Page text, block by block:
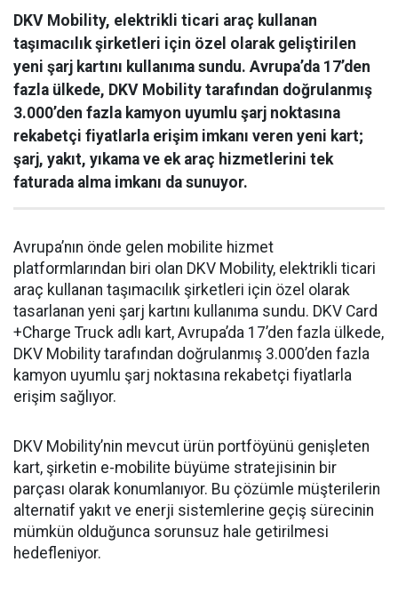
DKV Mobility, elektrikli ticari araç kullanan
taşımacılık şirketleri için özel olarak geliştirilen
yeni şarj kartını kullanıma sundu. Avrupa’da 17’den
fazla ülkede, DKV Mobility tarafından doğrulanmış
3.000’den fazla kamyon uyumlu şarj noktasına
rekabetçi fiyatlarla erişim imkanı veren yeni kart;
şarj, yakıt, yıkama ve ek araç hizmetlerini tek
faturada alma imkanı da sunuyor.
Avrupa’nın önde gelen mobilite hizmet
platformlarından biri olan DKV Mobility, elektrikli ticari
araç kullanan taşımacılık şirketleri için özel olarak
tasarlanan yeni şarj kartını kullanıma sundu. DKV Card
+Charge Truck adlı kart, Avrupa’da 17’den fazla ülkede,
DKV Mobility tarafından doğrulanmış 3.000’den fazla
kamyon uyumlu şarj noktasına rekabetçi fiyatlarla
erişim sağlıyor.
DKV Mobility’nin mevcut ürün portföyünü genişleten
kart, şirketin e-mobilite büyüme stratejisinin bir
parçası olarak konumlanıyor. Bu çözümle müşterilerin
alternatif yakıt ve enerji sistemlerine geçiş sürecinin
mümkün olduğunca sorunsuz hale getirilmesi
hedefleniyor.